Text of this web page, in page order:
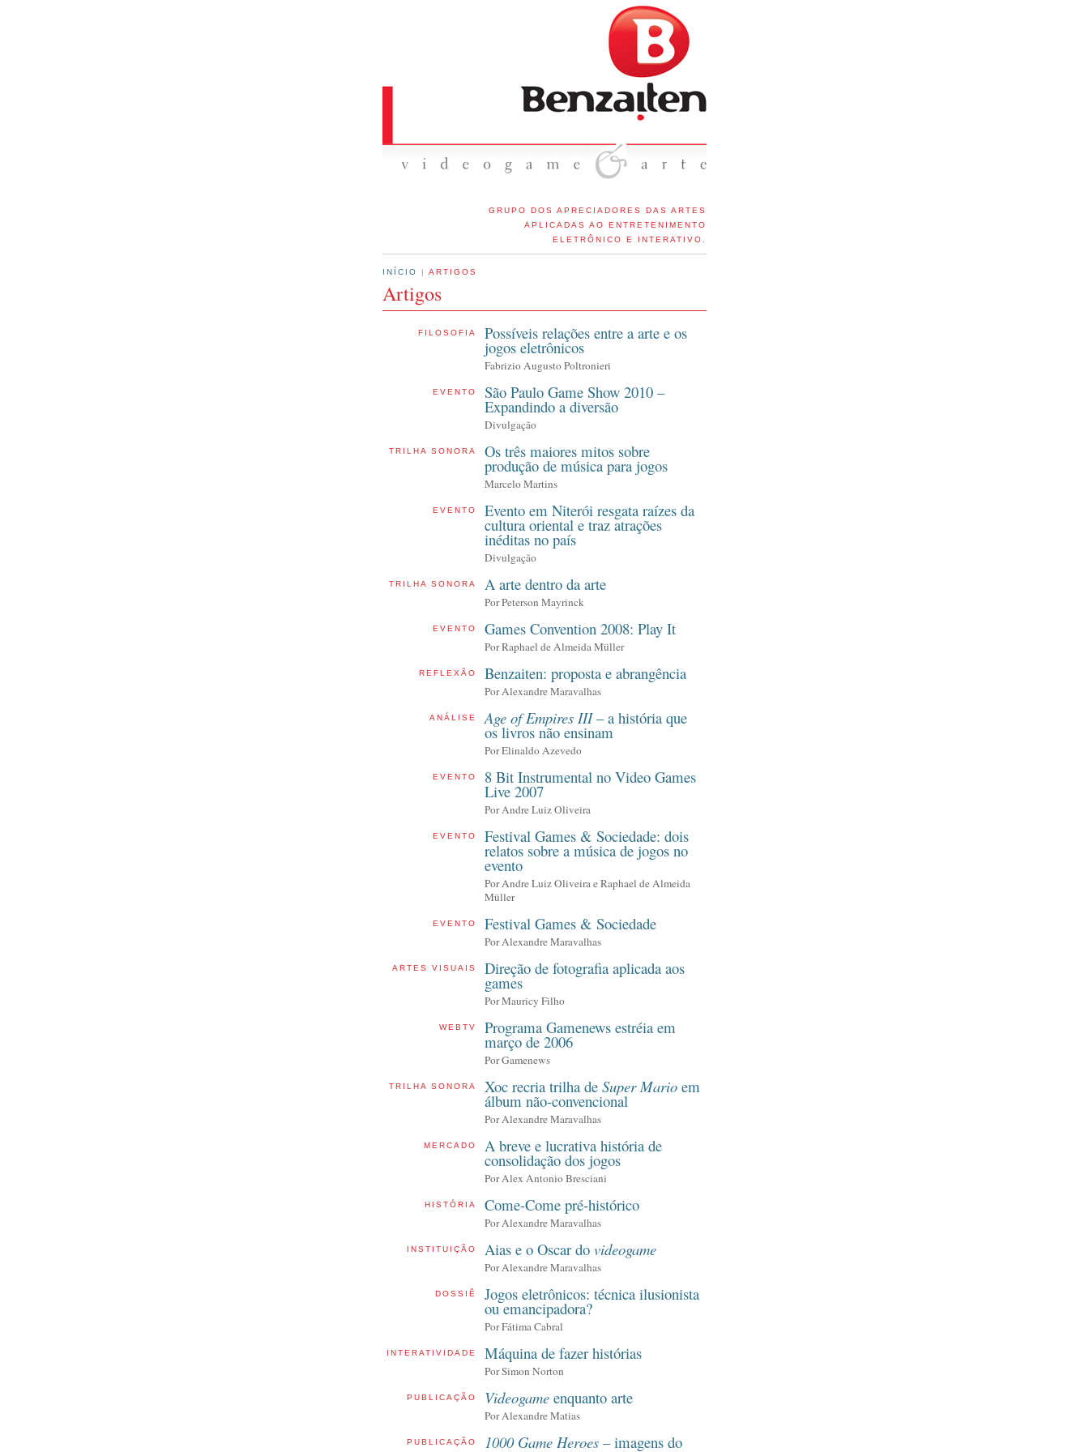
GRUPO DOS APRECIADORES DAS ARTES
APLICADAS AO ENTRETENIMENTO
ELETRÔNICO E INTERATIVO.
INÍCIO | ARTIGOS
Artigos
FILOSOFIA Possíveis relações entre a arte e os
jogos eletrônicos
Fabrizio Augusto Poltronieri
EVENTO São Paulo Game Show 2010 –
Expandindo a diversão
Divulgação
TRILHA SONORA Os três maiores mitos sobre
produção de música para jogos
Marcelo Martins
EVENTO Evento em Niterói resgata raízes da
cultura oriental e traz atrações
inéditas no país
Divulgação
TRILHA SONORA A arte dentro da arte
Por Peterson Mayrinck
EVENTO Games Convention 2008: Play It
Por Raphael de Almeida Müller
REFLEXÃO Benzaiten: proposta e abrangência
Por Alexandre Maravalhas
ANÁLISE Age of Empires III– a história que
os livros não ensinam
Por Elinaldo Azevedo
EVENTO 8 Bit Instrumental no Video Games
Live 2007
Por Andre Luiz Oliveira
EVENTO Festival Games & Sociedade: dois
relatos sobre a música de jogos no
evento
PorAndre Luiz Oliveira e Raphael de Almeida
Müller
EVENTO Festival Games & Sociedade
Por Alexandre Maravalhas
ARTES VISUAIS Direção de fotografia aplicada aos
games
Por Mauricy Filho
WEBTV Programa Gamenews estréia em
março de 2006
Por Gamenews
TRILHA SONORA Xoc recria trilha de Super Mario em
álbum não-convencional
Por Alexandre Maravalhas
MERCADO A breve e lucrativa história de
consolidação dos jogos
PorAlex Antonio Bresciani
HISTÓRIA Come-Come pré-histórico
PorAlexandre Maravalhas
INSTITUIÇÃO Aias e o Oscar do videogame
PorAlexandre Maravalhas
DOSSIÊ Jogos eletrônicos: técnica ilusionista
ou emancipadora?
PorFátima Cabral
INTERATIVIDADE Máquina de fazer histórias
PorSimon Norton
PUBLICAÇÃO Videogame enquanto arte
PorAlexandre Matias
PUBLICAÇÃO 1000 Game Heroes – imagens do